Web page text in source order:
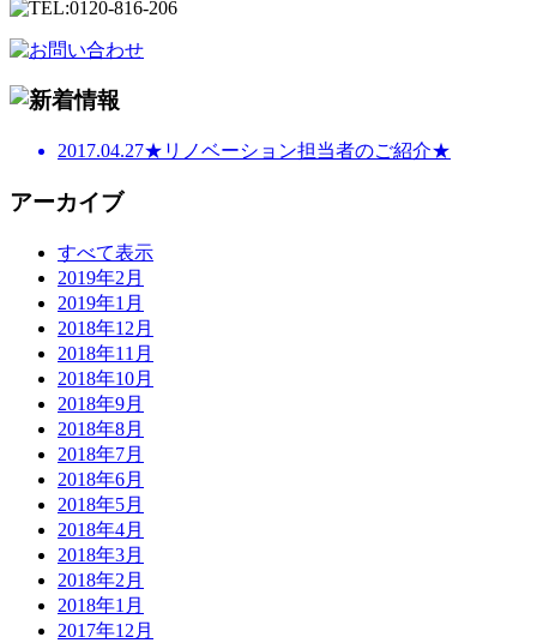
2017.04.27★リノベーション担当者のご紹介★
アーカイブ
すべて表示
2019年2月
2019年1月
2018年12月
2018年11月
2018年10月
2018年9月
2018年8月
2018年7月
2018年6月
2018年5月
2018年4月
2018年3月
2018年2月
2018年1月
2017年12月